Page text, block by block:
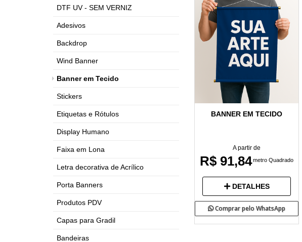
DTF UV - SEM VERNIZ
Adesivos
Backdrop
Wind Banner
Banner em Tecido
Stickers
Etiquetas e Rótulos
Display Humano
Faixa em Lona
Letra decorativa de Acrílico
Porta Banners
Produtos PDV
Capas para Gradil
Bandeiras
BANNER EM TECIDO
A partir de
R$ 91,84metro Quadrado
DETALHES
Comprar pelo WhatsApp